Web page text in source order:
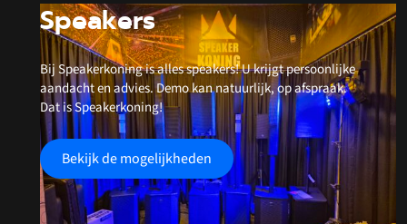
Speakers
Bij Speakerkoning is alles speakers! U krijgt persoonlijke
aandacht en advies. Demo kan natuurlijk, op afspraak.
Dat is Speakerkoning!
Bekijk de mogelijkheden